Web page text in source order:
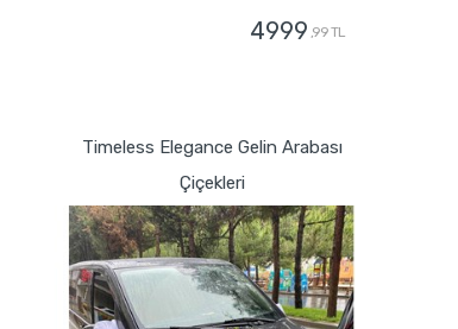
4999 ,99 TL
Timeless Elegance Gelin Arabası
Çiçekleri